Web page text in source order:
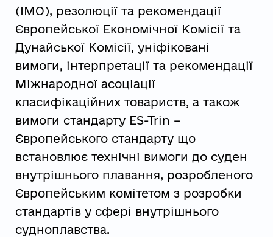
(ІМО), резолюції та рекомендації
Європейської Економічної Комісії та
Дунайської Комісії, уніфіковані
вимоги, інтерпретації та рекомендації
Міжнародної асоціації
класифікаційних товариств, а також
вимоги стандарту ES-Trin –
Європейського стандарту що
встановлює технічні вимоги до суден
внутрішнього плавання, розробленого
Європейським комітетом з розробки
стандартів у сфері внутрішнього
судноплавства.